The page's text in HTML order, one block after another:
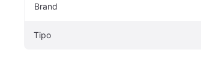
Brand
Tipo